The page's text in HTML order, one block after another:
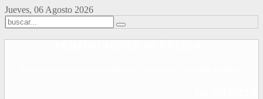
Jueves, 06 Agosto 2026